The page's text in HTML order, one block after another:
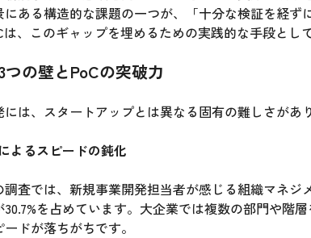
ある構造的な課題の一つが、「十分な検証を経ず
、このギャップを埋めるための実践的な手段とし
の壁とPoCの突破力
は、スタートアップとは異なる固有の難しさがあ
よるスピードの鈍化
査では、新規事業開発担当者が感じる組織マネジ
30.7%を占めています。大企業では複数の部門や階
ドが落ちがちです。